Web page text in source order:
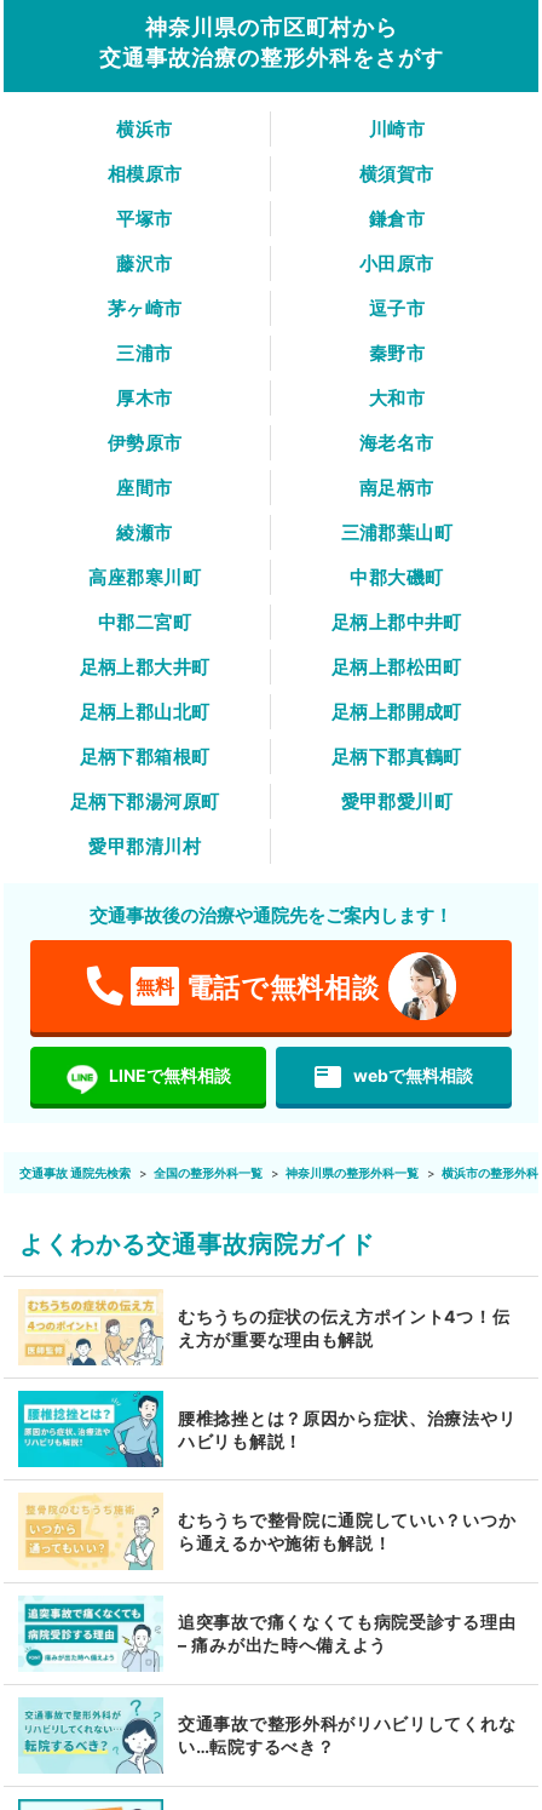
神奈川県の市区町村から
交通事故治療の整形外科をさがす
横浜市
川崎市
相模原市
横須賀市
平塚市
鎌倉市
藤沢市
小田原市
茅ヶ崎市
逗子市
三浦市
秦野市
厚木市
大和市
伊勢原市
海老名市
座間市
南足柄市
綾瀬市
三浦郡葉山町
高座郡寒川町
中郡大磯町
中郡二宮町
足柄上郡中井町
足柄上郡大井町
足柄上郡松田町
足柄上郡山北町
足柄上郡開成町
足柄下郡箱根町
足柄下郡真鶴町
足柄下郡湯河原町
愛甲郡愛川町
愛甲郡清川村
交通事故後の治療や通院先をご案内します！
無料 電話で無料相談
LINEで無料相談 featured_play_list webで無料相談
交通事故 通院先検索 全国の整形外科一覧 神奈川県の整形外科一覧 横浜市の整形外科
よくわかる交通事故病院ガイド
むちうちの症状の伝え方ポイント4つ！伝
え方が重要な理由も解説
腰椎捻挫とは？原因から症状、治療法やリ
ハビリも解説！
むちうちで整骨院に通院していい？いつか
ら通えるかや施術も解説！
追突事故で痛くなくても病院受診する理由
– 痛みが出た時へ備えよう
交通事故で整形外科がリハビリしてくれな
い…転院するべき？